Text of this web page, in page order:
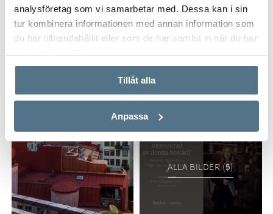
analysföretag som vi samarbetar med. Dessa kan i sin
tur kombinera informationen med annan information som
du har tillhandahållit eller som de har samlat in när du har
använt deras tjänster.
Tillåt alla
Anpassa
ALLA BILDER (5)